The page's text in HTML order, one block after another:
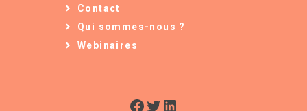
Contact
Qui sommes-nous ?
Webinaires
Facebook
Twitter
LinkedIn